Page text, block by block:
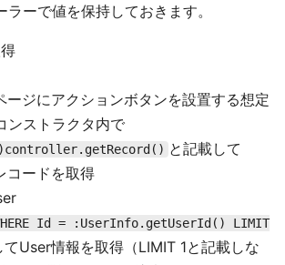
ーで値を保持しておきます。
ジにアクションボタンを設置する想定
ンストラクタ内で
と記載して
コードを取得
Id = :UserInfo.getUserId() LIMIT
てUser情報を取得（LIMIT 1と記載しな